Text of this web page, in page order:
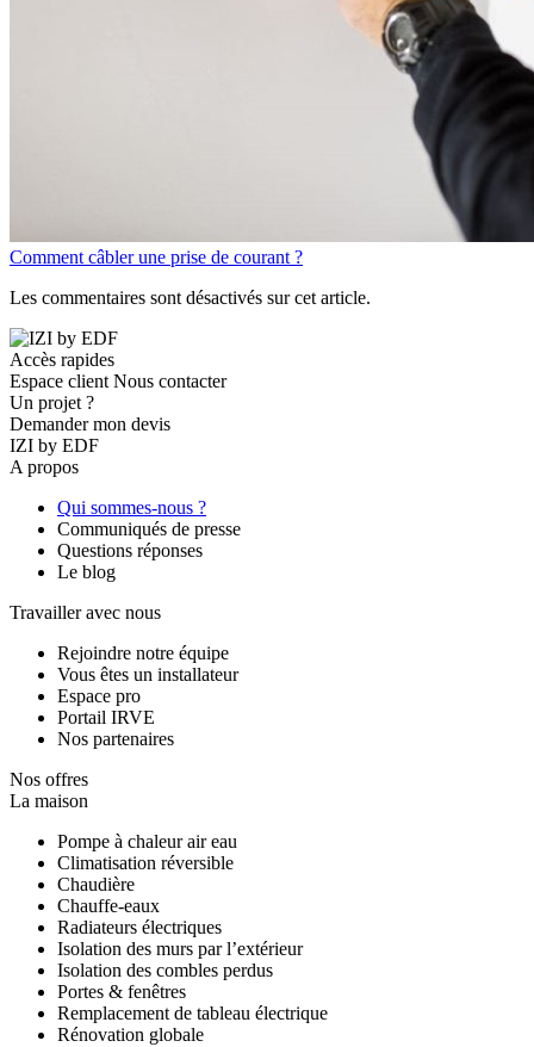
Comment câbler une prise de courant ?
Les commentaires sont désactivés sur cet article.
Accès rapides
Espace client Nous contacter
Un projet ?
Demander mon devis
IZI by EDF
A propos
Qui sommes-nous ?
Communiqués de presse
Questions réponses
Le blog
Travailler avec nous
Rejoindre notre équipe
Vous êtes un installateur
Espace pro
Portail IRVE
Nos partenaires
Nos offres
La maison
Pompe à chaleur air eau
Climatisation réversible
Chaudière
Chauffe-eaux
Radiateurs électriques
Isolation des murs par l’extérieur
Isolation des combles perdus
Portes & fenêtres
Remplacement de tableau électrique
Rénovation globale